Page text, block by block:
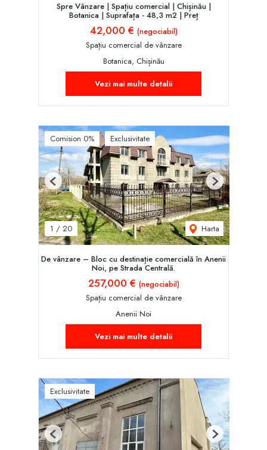
Spre Vânzare | Spațiu comercial | Chișinău |
Botanica | Suprafața - 48,3 m2 | Preț
42,000 € (negociabil)
Spațiu comercial de vânzare
Botanica, Chișinău
Vezi mai multe detalii
Comision 0% Exclusivitate
1 / 20 Harta
Previous Next
De vânzare – Bloc cu destinație comercială în Anenii
Noi, pe Strada Centrală.
257,000 € (negociabil)
Spațiu comercial de vânzare
Anenii Noi
Vezi mai multe detalii
Exclusivitate
Previous Next